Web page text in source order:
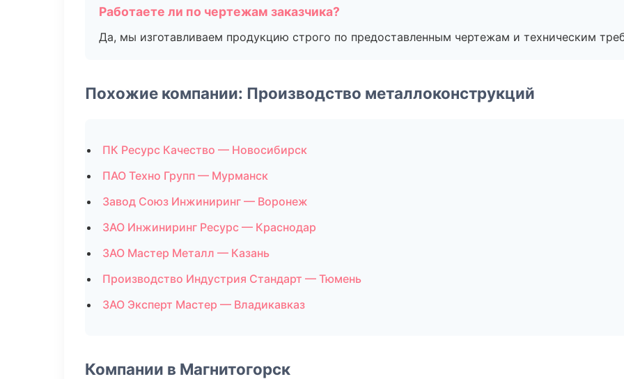
Работаете ли по чертежам заказчика?
Да, мы изготавливаем продукцию строго по предоставленным чертежам и техническим
Похожие компании: Производство металлоконструкций
ПК Ресурс Качество — Новосибирск
ПАО Техно Групп — Мурманск
Завод Союз Инжиниринг — Воронеж
ЗАО Инжиниринг Ресурс — Краснодар
ЗАО Мастер Металл — Казань
Производство Индустрия Стандарт — Тюмень
ЗАО Эксперт Мастер — Владикавказ
Компании в Магнитогорск